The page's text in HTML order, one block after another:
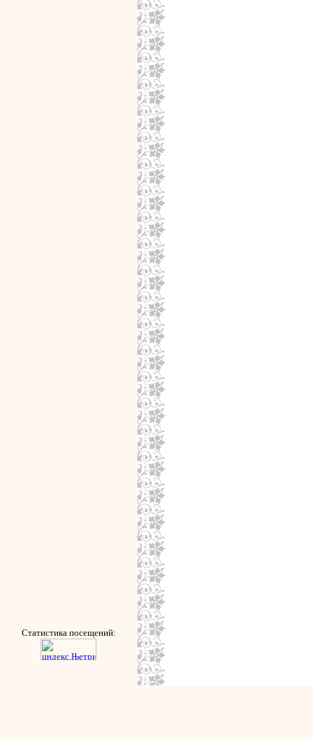
Статистика посещений: